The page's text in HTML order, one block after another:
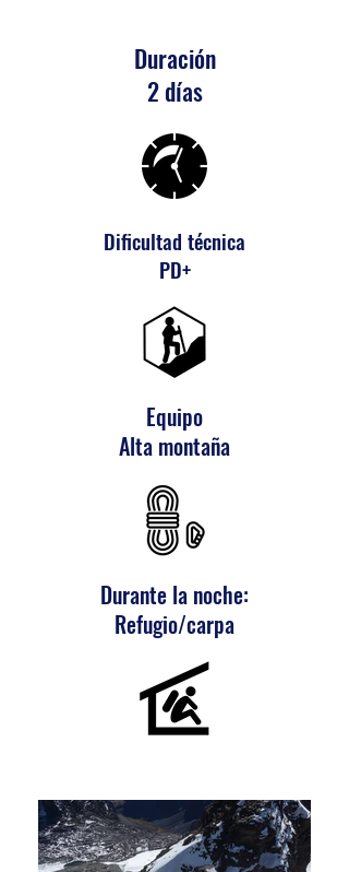
Duración
2 días
Dificultad técnica
PD+
Equipo
Alta montaña
Durante la noche:
Refugio/carpa